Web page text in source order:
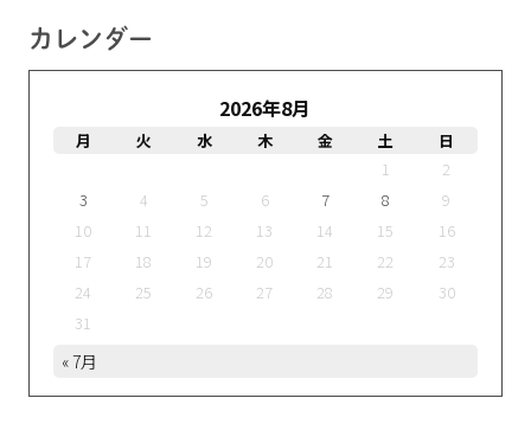
カレンダー
2026年8月
月 火 水 木 金 土
日
1
2
3
4 5 6 7 8
9
10
11 12 13 14 15
16
17
18 19 20 21 22
23
24
25 26 27 28 29
30
31
« 7月